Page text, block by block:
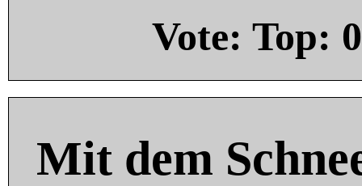
Vote: Top: 0
Mit dem